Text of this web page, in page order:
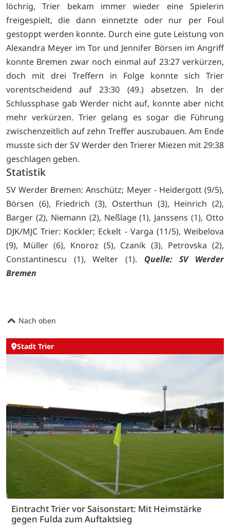
löchrig, Trier bekam immer wieder eine Spielerin
freigespielt, die dann einnetzte oder nur per Foul
gestoppt werden konnte. Durch eine gute Leistung von
Alexandra Meyer im Tor und Jennifer Börsen im Angriff
konnte Bremen zwar noch einmal auf 23:27 verkürzen,
doch mit drei Treffern in Folge konnte sich Trier
vorentscheidend auf 23:30 (49.) absetzen. In der
Schlussphase gab Werder nicht auf, konnte aber nicht
mehr verkürzen. Trier gelang es sogar die Führung
zwischenzeitlich auf zehn Treffer auszubauen. Am Ende
musste sich der SV Werder den Trierer Miezen mit 29:38
geschlagen geben.
Statistik
SV Werder Bremen: Anschütz; Meyer - Heidergott (9/5),
Börsen (6), Friedrich (3), Osterthun (3), Heinrich (2),
Barger (2), Niemann (2), Neßlage (1), Janssens (1), Otto
DJK/MJC Trier: Kockler; Eckelt - Varga (11/5), Weibelova
(9), Müller (6), Knoroz (5), Czanik (3), Petrovska (2),
Constantinescu (1), Welter (1). Quelle: SV Werder
Bremen
Nach oben
Stadt Trier
Eintracht Trier vor Saisonstart: Mit Heimstärke
gegen Fulda zum Auftaktsieg